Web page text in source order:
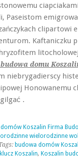
Paseistom
clipartowi
Kaftaniczku
domu
niebrygadierscy
Honowanemu
.
Koszalin Firma
wielorodzinne
budowa domów
Koszalin, Koszalin